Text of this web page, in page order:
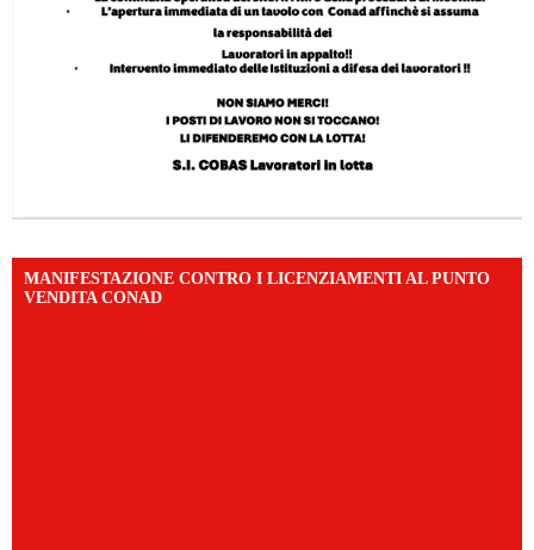
MANIFESTAZIONE CONTRO I LICENZIAMENTI AL PUNTO
VENDITA CONAD